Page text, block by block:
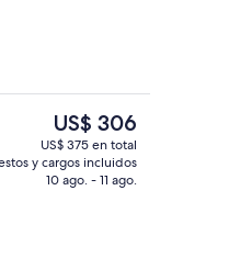
de la propiedad
El
precio
actual
es
US$ 306
US$ 375 en total
y cargos incluidos
10 ago. - 11 ago.